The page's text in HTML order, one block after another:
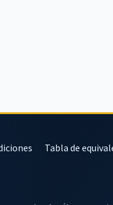
Tabla de